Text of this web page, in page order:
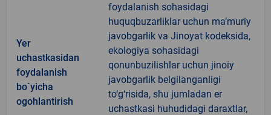
Yer
uchastkasidan
foydalanish
bo`yicha
ogohlantirish
foydalanish sohasidagi
huquqbuzarliklar uchun ma’muriy
javobgarlik va Jinoyat kodeksida,
ekologiya sohasidagi
qonunbuzilishlar uchun jinoiy
javobgarlik belgilanganligi
to‘g‘risida, shu jumladan er
uchastkasi huhudidagi daraxtlar,